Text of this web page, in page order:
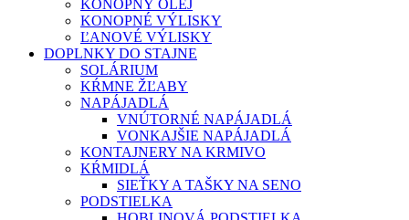
KONOPNÝ OLEJ
KONOPNÉ VÝLISKY
ĽANOVÉ VÝLISKY
DOPLNKY DO STAJNE
SOLÁRIUM
KŔMNE ŽĽABY
NAPÁJADLÁ
VNÚTORNÉ NAPÁJADLÁ
VONKAJŠIE NAPÁJADLÁ
KONTAJNERY NA KRMIVO
KŔMIDLÁ
SIEŤKY A TAŠKY NA SENO
PODSTIELKA